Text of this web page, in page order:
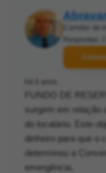
Corretor de
Respostas:
há 6 anos
FUNDO DE
surgem em relação
do locatário. Este
dinheiro para que o
determinou a
emergência.